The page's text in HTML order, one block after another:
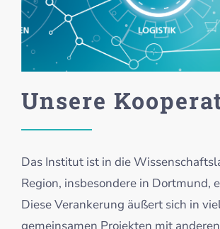
Unsere
Das Institut ist in die
Region, insbesondere in Dortmund,
Diese Verankerung äußert sich in
gemeinsamen Projekten mit